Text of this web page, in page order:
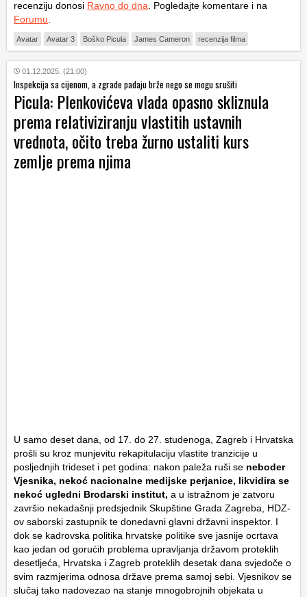
recenziju donosi Ravno do dna. Pogledajte komentare i na
Forumu.
Avatar Avatar 3 Boško Picula James Cameron recenzija filma
01.12.2025. (21:00)
Inspekcija sa cijenom, a zgrade padaju brže nego se mogu srušiti
Picula: Plenkovićeva vlada opasno skliznula
prema relativiziranju vlastitih ustavnih
vrednota, očito treba žurno ustaliti kurs
zemlje prema njima
U samo deset dana, od 17. do 27. studenoga, Zagreb i Hrvatska
prošli su kroz munjevitu rekapitulaciju vlastite tranzicije u
posljednjih trideset i pet godina: nakon paleža ruši se neboder
Vjesnika, nekoć nacionalne medijske perjanice, likvidira se
nekoć ugledni Brodarski institut, a u istražnom je zatvoru
završio nekadašnji predsjednik Skupštine Grada Zagreba, HDZ-
ov saborski zastupnik te donedavni glavni državni inspektor. I
dok se kadrovska politika hrvatske politike sve jasnije ocrtava
kao jedan od gorućih problema upravljanja državom proteklih
desetljeća, Hrvatska i Zagreb proteklih desetak dana svjedoče o
svim razmjerima odnosa države prema samoj sebi. Vjesnikov se
slučaj tako nadovezao na stanje mnogobrojnih objekata u